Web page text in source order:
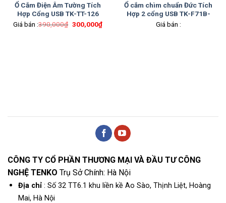
Ổ Cắm Điện Âm Tường Tích
Hợp Cổng USB TK-TT-126
Giá bán :390,000₫ Giá
300,000₫Giá
hiện
Ổ cắm chìm chuẩn Đức Tích
Hợp 2 cổng USB TK-F71B-
108
Giá bán :
CÔNG TY CỔ PHẦN THƯƠNG MẠI VÀ ĐẦU TƯ CÔNG
NGHỆ TENKO Trụ Sở Chính: Hà Nội
Địa chỉ: Số 32 TT6.1 khu liền kề Ao Sào, Thịnh Liệt, Hoàng
Mai, Hà Nội